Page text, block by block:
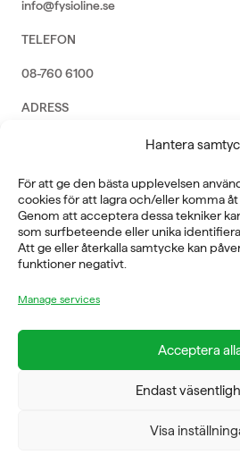
Hantera
För att ge den bästa upplevelsen
cookies för att lagra och/eller komma
Genom att acceptera dessa tekniker
som surfbeteende eller unika
Att ge eller återkalla samtycke kan
funktioner negativt.
Manage services
Acceptera
Endast
Visa
info@fysioline.se
TELEFON
08-760 6100
ADRESS
Rosendalsvägen 18b, SE-14143
VERKSAMHETSOMRÅDEN
REHABILITERING
GYM
ICE POWER
SERVICE
FÖRETAG
OM OSS